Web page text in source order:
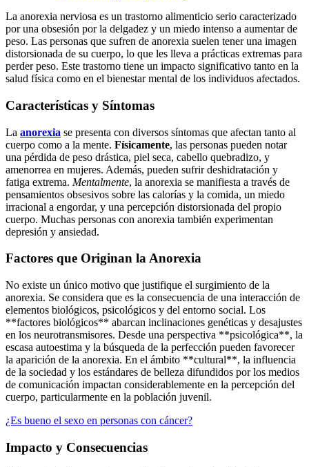
La anorexia nerviosa es un trastorno alimenticio serio caracterizado
por una obsesión por la delgadez y un miedo intenso a aumentar de
peso. Las personas que sufren de anorexia suelen tener una imagen
distorsionada de su cuerpo, lo que les lleva a prácticas extremas para
perder peso. Este trastorno tiene un impacto significativo tanto en la
salud física como en el bienestar mental de los individuos afectados.
Características y Síntomas
La anorexia se presenta con diversos síntomas que afectan tanto al
cuerpo como a la mente. Físicamente, las personas pueden notar
una pérdida de peso drástica, piel seca, cabello quebradizo, y
amenorrea en mujeres. Además, pueden sufrir deshidratación y
fatiga extrema. Mentalmente, la anorexia se manifiesta a través de
pensamientos obsesivos sobre las calorías y la comida, un miedo
irracional a engordar, y una percepción distorsionada del propio
cuerpo. Muchas personas con anorexia también experimentan
depresión y ansiedad.
Factores que Originan la Anorexia
No existe un único motivo que justifique el surgimiento de la
anorexia. Se considera que es la consecuencia de una interacción de
elementos biológicos, psicológicos y del entorno social. Los
**factores biológicos** abarcan inclinaciones genéticas y desajustes
en los neurotransmisores. Desde una perspectiva **psicológica**, la
escasa autoestima y la búsqueda de la perfección pueden favorecer
la aparición de la anorexia. En el ámbito **cultural**, la influencia
de la sociedad y los estándares de belleza difundidos por los medios
de comunicación impactan considerablemente en la percepción del
cuerpo, particularmente en la población juvenil.
¿Es bueno el sexo en personas con cáncer?
Impacto y Consecuencias